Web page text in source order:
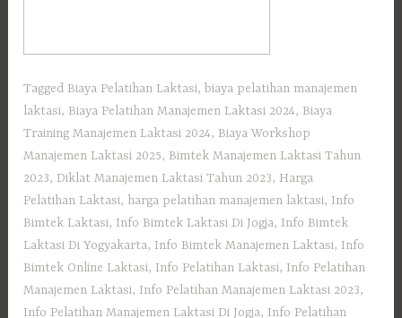
Tagged Biaya Pelatihan Laktasi, biaya pelatihan manajemen
laktasi, Biaya Pelatihan Manajemen Laktasi 2024, Biaya
Training Manajemen Laktasi 2024, Biaya Workshop
Manajemen Laktasi 2025, Bimtek Manajemen Laktasi Tahun
2023,Diklat Manajemen Laktasi Tahun 2023, Harga
Pelatihan Laktasi, harga pelatihan manajemen laktasi, Info
Bimtek Laktasi, Info Bimtek Laktasi Di Jogja, Info Bimtek
Laktasi Di Yogyakarta, Info Bimtek Manajemen Laktasi, Info
Bimtek Online Laktasi, Info Pelatihan Laktasi, Info Pelatihan
Manajemen Laktasi, Info Pelatihan Manajemen Laktasi 2023,
Info Pelatihan Manajemen Laktasi Di Jogja, Info Pelatihan